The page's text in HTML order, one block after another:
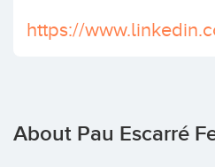
About Pau Escarré